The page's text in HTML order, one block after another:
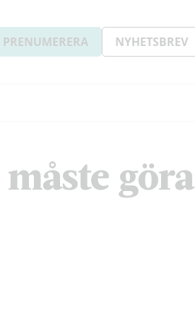
PRENUMERERA NYHETSBREV
göra